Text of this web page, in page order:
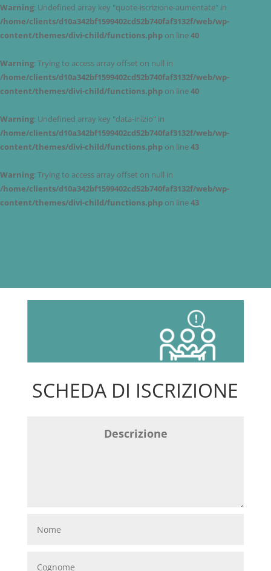
Warning: Undefined array key "quote-iscrizione-aumentate" in
/home/clients/d10a342bf1599402cd52b740faf3132f/web/wp-
content/themes/divi-child/functions.php on line40
Warning: Trying to access array offset on null in
/home/clients/d10a342bf1599402cd52b740faf3132f/web/wp-
content/themes/divi-child/functions.php on line40
Warning: Undefined array key "data-inizio" in
/home/clients/d10a342bf1599402cd52b740faf3132f/web/wp-
content/themes/divi-child/functions.php on line43
Warning: Trying to access array offset on null in
/home/clients/d10a342bf1599402cd52b740faf3132f/web/wp-
content/themes/divi-child/functions.php on line43
SCHEDA DI ISCRIZIONE